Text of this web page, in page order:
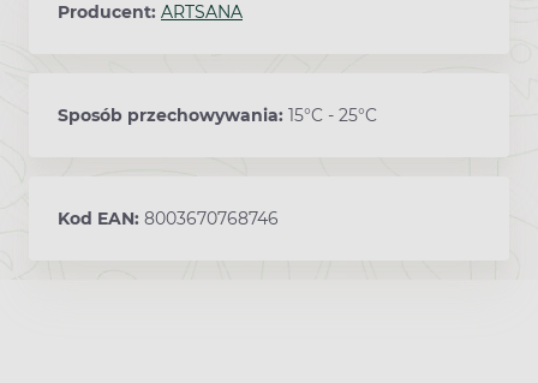
Producent: ARTSANA
Sposób przechowywania: 15°C - 25°C
Kod EAN: 8003670768746